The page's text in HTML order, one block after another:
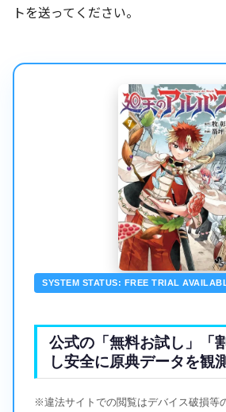
トを送ってください。
SYSTEM STATUS: FREE TRIAL
公式の「無料お試し」「
し安全に原典データを観
※違法サイトでの閲覧はデバイス破損等